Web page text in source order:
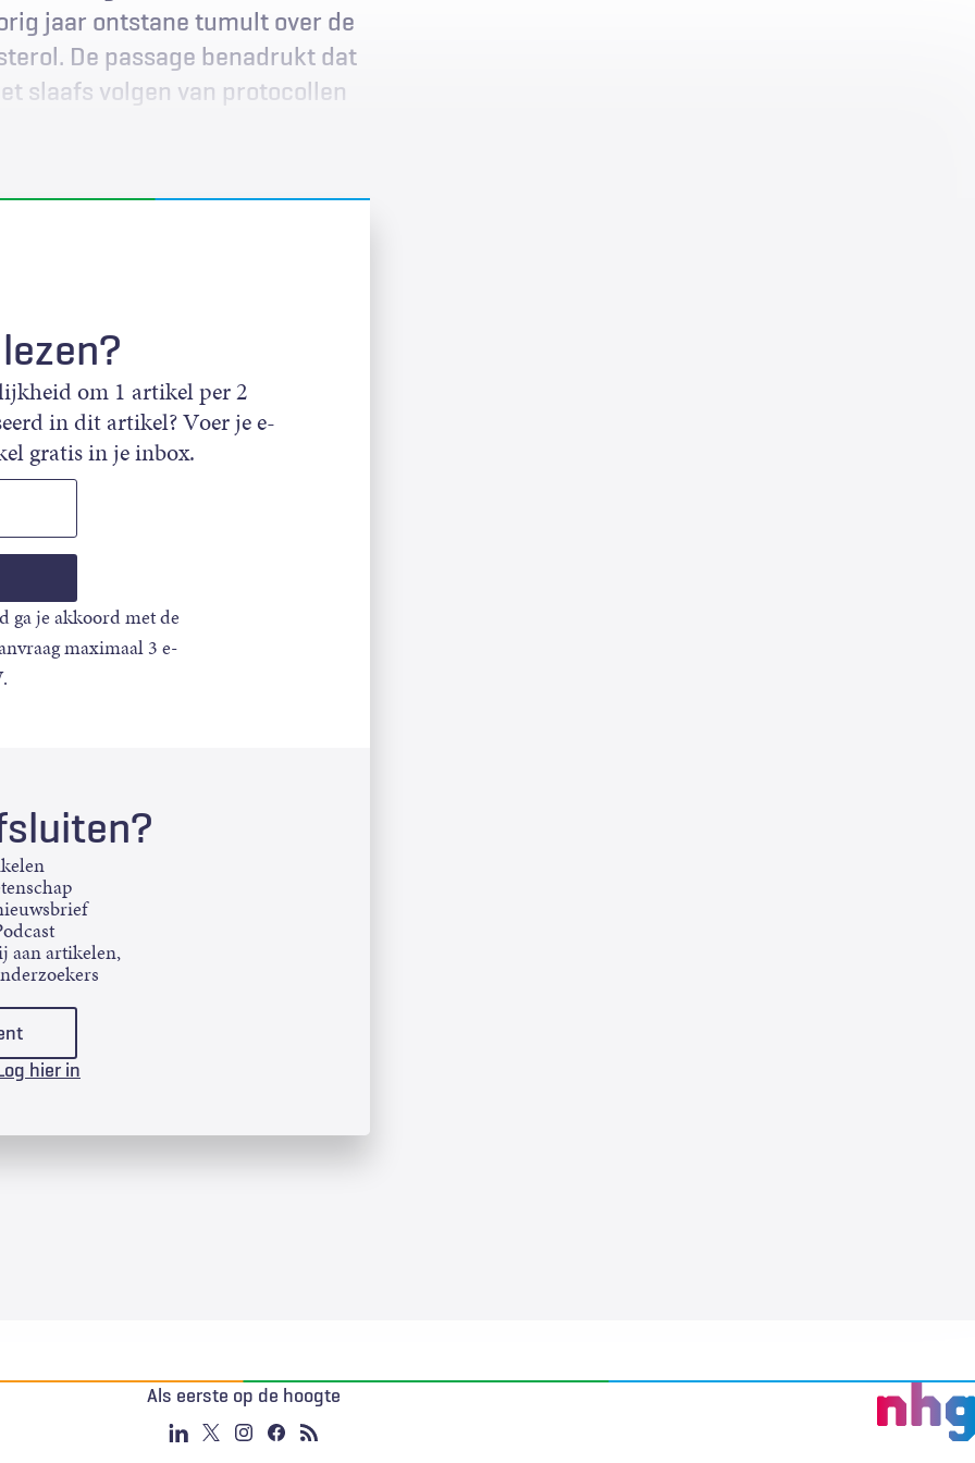
jaar ontstane tumult over de
De passage benadrukt dat
slaafs volgen van protocollen
om 1 artikel per 2
in dit artikel? Voer je e-
gratis in je inbox.
ga je akkoord met de
maximaal 3 e-
aan artikelen,
hier in
Als eerste op de hoogte